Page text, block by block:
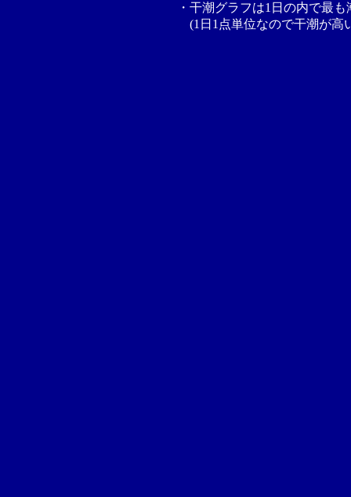
・干潮グラフは1日の内で最
(1日1点単位なので干潮が高